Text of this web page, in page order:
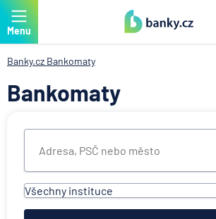
Menu
Banky.cz Bankomaty
Bankomaty
Všechny instituce
Všechny instituce